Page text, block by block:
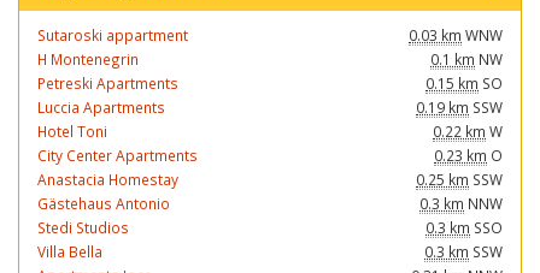
Sutaroski appartment 0.03 km WNW
H Montenegrin
0.1 km NW
Petreski Apartments
0.15 km SO
Luccia Apartments
0.19 km SSW
Hotel Toni
0.22 km W
City Center Apartments
0.23 km O
Anastacia Homestay
0.25 km SSW
Gästehaus Antonio
0.3 km NNW
Stedi Studios
0.3 km SSO
Villa Bella
0.3 km SSW